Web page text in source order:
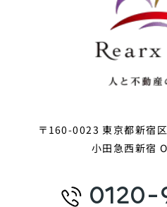
〒160-0023 東京都新宿
小田急西新宿
0120-